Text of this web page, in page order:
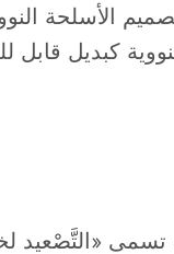
كبديل قابل
تسمى